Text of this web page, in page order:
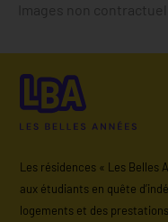
Images non
Les résidences « Les Belles
aux étudiants en quête
logements et des